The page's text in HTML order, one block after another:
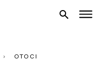
OTOCI